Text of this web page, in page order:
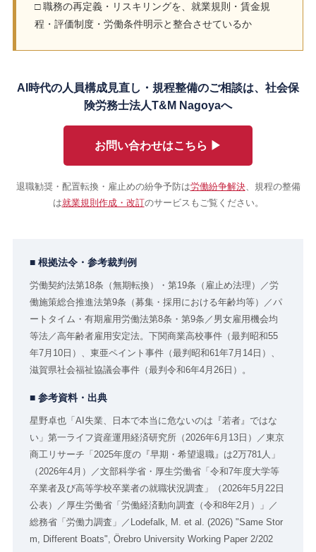
□ 職務の再定義・リスキリングを、就業規則・賃金規
程・評価制度・労働条件明示と整合させているか
AI時代の人員構成見直し・規程整備のご相談は、社会保
険労務士法人T&M Nagoyaへ
お問い合わせはこちら ▶
退職勧奨・配置転換・雇止めの紛争予防は労働紛争解決、規程の整備
は就業規則作成・改訂のサービスもご覧ください。
■ 根拠法令・参考裁判例
労働契約法第18条（無期転換）・第19条（雇止め法理）／労
働施策総合推進法第9条（募集・採用における年齢均等）／パ
ートタイム・有期雇用労働法第8条・第9条／男女雇用機会均
等法／高年齢者雇用安定法。下関商業高校事件（最判昭和55
年7月10日）、東亜ペイント事件（最判昭和61年7月14日）、
滋賀県社会福祉協議会事件（最判令和6年4月26日）。
■ 参考資料・出典
星野卓也「AI失業、日本で本当に危ないのは『若者』ではな
い」第一ライフ資産運用経済研究所（2026年6月13日）／東京
商工リサーチ「2025年度の『早期・希望退職』は2万781人」
（2026年4月）／文部科学省・厚生労働省「令和7年度大学等
卒業者及び高等学校卒業者の就職状況調査」（2026年5月22日
公表）／厚生労働省「労働経済動向調査（令和8年2月）」／
総務省「労働力調査」／Lodefalk, M. et al. (2026) "Same Stor
m, Different Boats", Örebro University Working Paper 2/202